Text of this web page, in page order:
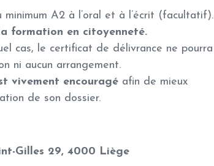
minimum A2 à l’oral et à l’écrit (facultatif).
formation en citoyenneté.
cas, le certificat de délivrance ne pourra
ni aucun arrangement.
vivement encouragé afin de mieux
de son dossier.
Gilles 29, 4000 Liège